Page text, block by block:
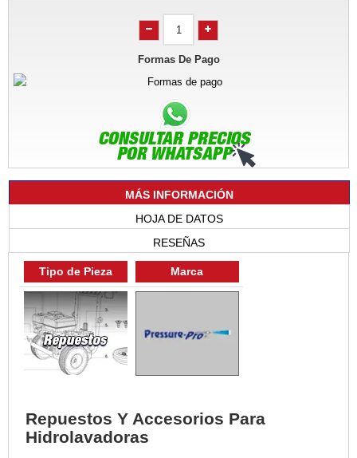
Formas De Pago
MÁS INFORMACIÓN
HOJA DE DATOS
RESEÑAS
Tipo de Pieza Marca
Repuestos Y Accesorios Para
Hidrolavadoras